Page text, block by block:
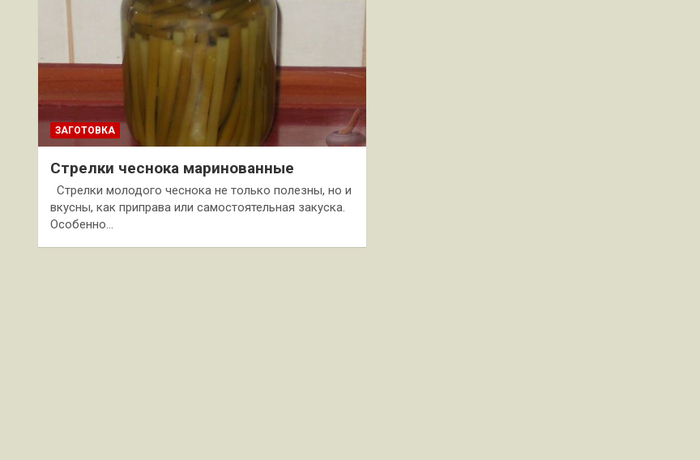
ЗАГОТОВКА
Стрелки чеснока маринованные
Стрелки молодого чеснока не только полезны, но и
вкусны, как приправа или самостоятельная закуска.
Особенно…